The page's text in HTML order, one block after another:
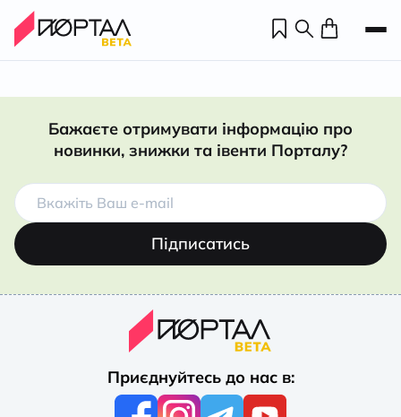
Бажаєте отримувати інформацію про
новинки, знижки та івенти Порталу?
Підписатись
Приєднуйтесь до нас в: